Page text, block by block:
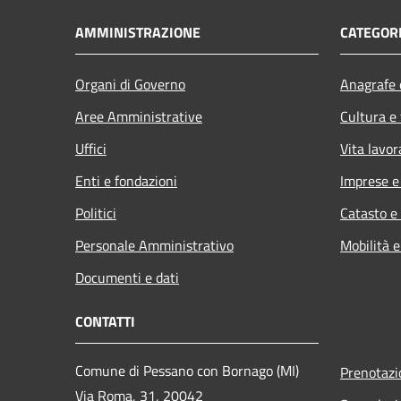
AMMINISTRAZIONE
Organi di Governo
Aree Amministrative
Uffici
Enti e fondazioni
Politici
Personale Amministrativo
Documenti e dati
Cultura
Vita
Imprese
Catasto
Mobilità
CONTATTI
Comune di Pessano con Bornago (MI)
Via Roma, 31, 20042